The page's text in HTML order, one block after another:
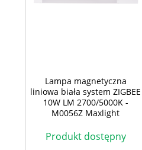
Lampa magnetyczna
liniowa biała system ZIGBEE
10W LM 2700/5000K -
M0056Z Maxlight
Produkt dostępny